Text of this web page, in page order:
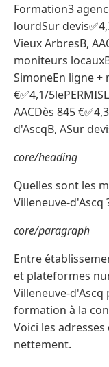
Formation3
lourdSur
Vieux ArbresB,
moniteurs
SimoneEn ligne +
€✅4,1/
AACDès 845
d'AscqB, ASur
core/heading
Quelles sont les
Villeneuve-d'Ascq
core/paragraph
Entre
et plateformes
Villeneuve-
formation à la
Voici les
nettement.